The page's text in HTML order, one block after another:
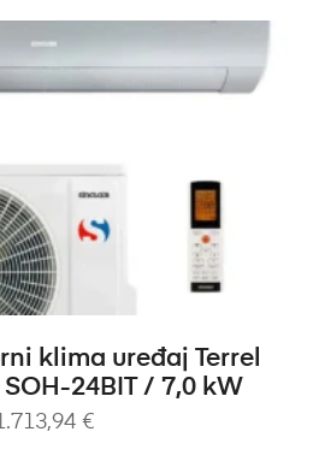
U KOŠARICU
klima uređaj Terrel
SOH-24BIT / 7,0 kW
€